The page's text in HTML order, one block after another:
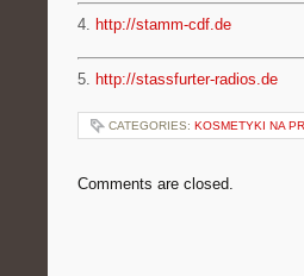
4. http://stamm-cdf.de
5. http://stassfurter-radios.de
CATEGORIES: KOSMETYKI NA
Comments are closed.